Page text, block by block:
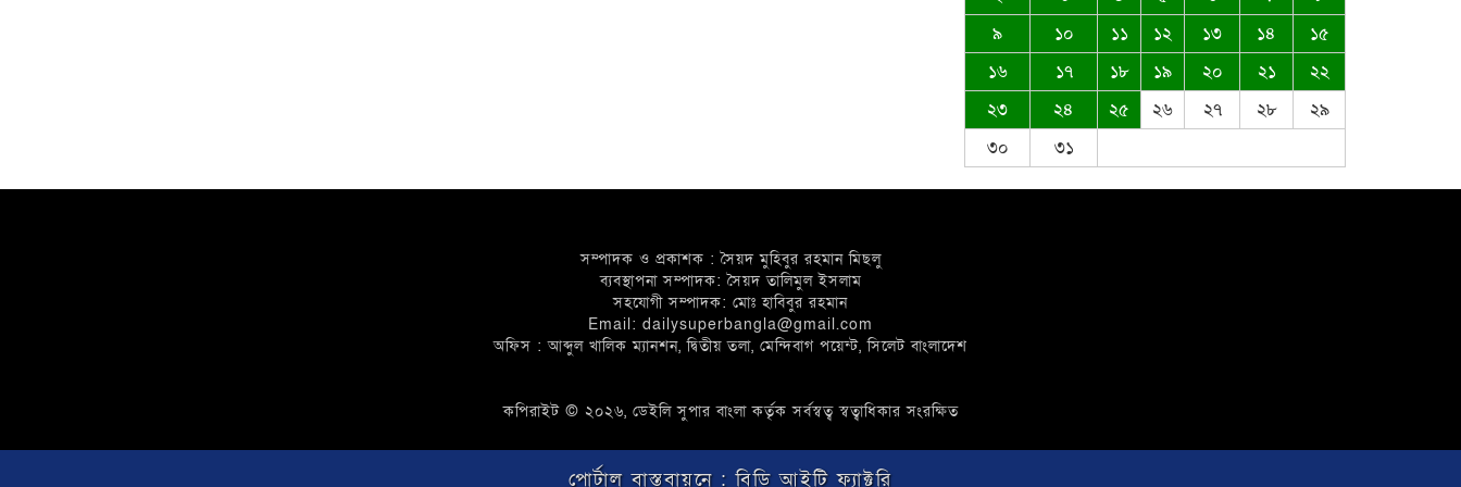
ঈদ-উল আজহার শুভেচ্ছা জানিয়েছেন
সৈয়দ মুস্তাক উদ্দিন আহমদ
৯
১০ ১১ ১২ ১৩ ১৪
১৫
১৬
১৭ ১৮ ১৯ ২০ ২১
২২
২৩
২৪ ২৫ ২৬ ২৭ ২৮
২৯
৩০
৩১
সম্পাদক ও প্রকাশক : সৈয়দ মুহিবুর রহমান মিছলু
ব্যবস্থাপনা সম্পাদক: সৈয়দ তালিমুল ইসলাম
সহযোগী সম্পাদক: মোঃ হাবিবুর রহমান
Email: dailysuperbangla@gmail.com
অফিস : আব্দুল খালিক ম্যানশন, দ্বিতীয় তলা, মেন্দিবাগ পয়েন্ট, সিলেট বাংলাদেশ
কপিরাইট © ২০২৬, ডেইলি সুপার বাংলা কর্তৃক সর্বস্বত্ব স্বত্বাধিকার সংরক্ষিত
পোর্টাল বাস্তবায়নে : বিডি আইটি ফ্যাক্টরি